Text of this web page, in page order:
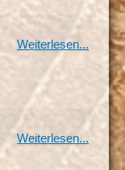
Weiterlesen...
Weiterlesen...